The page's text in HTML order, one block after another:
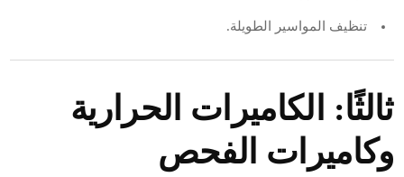
تنظيف المواسير الطويلة.
ثالثًا: الكاميرات الحرارية
وكاميرات الفحص